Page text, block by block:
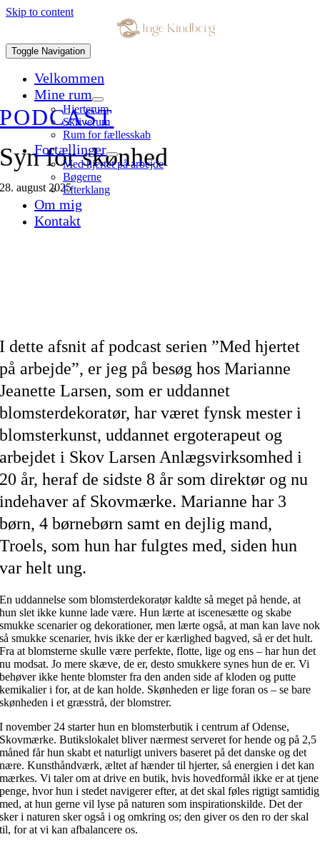
Skip to content
Toggle Navigation
Velkommen
Mine rum
Hjerterum
Skriverum
Rum for fællesskab
Fortællinger
Med hjertet på arbejde
Bøgerne
Efterklang
Om mig
Kontakt
PODCAST
Syn for skønhed
28. august 2025
I dette afsnit af podcast serien ”Med hjertet
på arbejde”, er jeg på besøg hos Marianne
Jeanette Larsen, som er uddannet
blomsterdekoratør, har været fynsk mester i
blomsterkunst, uddannet ergoterapeut og
arbejdet i Skov Larsen Anlægsvirksomhed i
20 år, heraf de sidste 8 år som direktør og nu
indehaver af Skovmærke. Marianne har 3
børn, 4 børnebørn samt en dejlig mand,
Troels, som hun har fulgtes med, siden hun
var helt ung.
En uddannelse som blomsterdekoratør kaldte så meget på hende, at
hun slet ikke kunne lade være. Hun lærte at iscenesætte og skabe
smukke scenarier og dekorationer, men lærte også, at man kan lave nok
så smukke scenarier, hvis ikke der er kærlighed bagved, så er det hult.
Fra at blomsterne skulle være perfekte, flotte, lige og ens – har hun det
nu modsat. Jo mere skæve, de er, desto smukkere synes hun de er. Vi
behøver ikke hente blomster fra den anden side af kloden og putte
kemikalier i for, at de kan holde. Skønheden er lige foran os – se bare
skønheden i et græsstrå, der blomstrer.
I november 24 starter hun en blomsterbutik i centrum af Odense,
Skovmærke. Butikslokalet bliver nærmest serveret for hende og på 2,5
måned får hun skabt et naturligt univers baseret på det danske og det
nære. Kunsthåndværk, æltet af hænder til hjerter, så energien i det kan
mærkes. Vi taler om at drive en butik, hvis hovedformål ikke er at tjene
penge, hvor hun i stedet navigerer efter, at det skal føles rigtigt samtidig
med, at hun gerne vil lyse på naturen som inspirationskilde. Det der
sker i naturen sker også i og omkring os; den giver os den ro der skal
til, for at vi kan afbalancere os.